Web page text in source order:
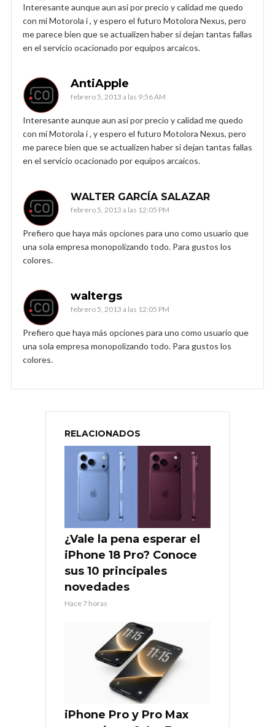
Interesante aunque aun asi por precio y calidad me quedo
con mi Motorola i , y espero el futuro Motolora Nexus, pero
me parece bien que se actualizen haber si dejan tantas fallas
en el servicio ocacionado por equipos arcaicos.
AntiApple
febrero 5, 2013 a las 9:56 AM
Interesante aunque aun asi por precio y calidad me quedo
con mi Motorola i , y espero el futuro Motolora Nexus, pero
me parece bien que se actualizen haber si dejan tantas fallas
en el servicio ocacionado por equipos arcaicos.
WALTER GARCÍA SALAZAR
febrero 5, 2013 a las 12:05 PM
Prefiero que haya más opciones para uno como usuario que
una sola empresa monopolizando todo. Para gustos los
colores.
waltergs
febrero 5, 2013 a las 12:05 PM
Prefiero que haya más opciones para uno como usuario que
una sola empresa monopolizando todo. Para gustos los
colores.
RELACIONADOS
¿Vale la pena esperar el
iPhone 18 Pro? Conoce
sus 10 principales
novedades
Hace 7 horas
iPhone Pro y Pro Max